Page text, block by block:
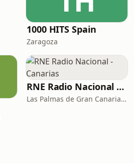
1000 HITS Spain
Zaragoza
RNE Radio Nacional - Canarias
Las Palmas de Gran Canaria · 92.8 FM